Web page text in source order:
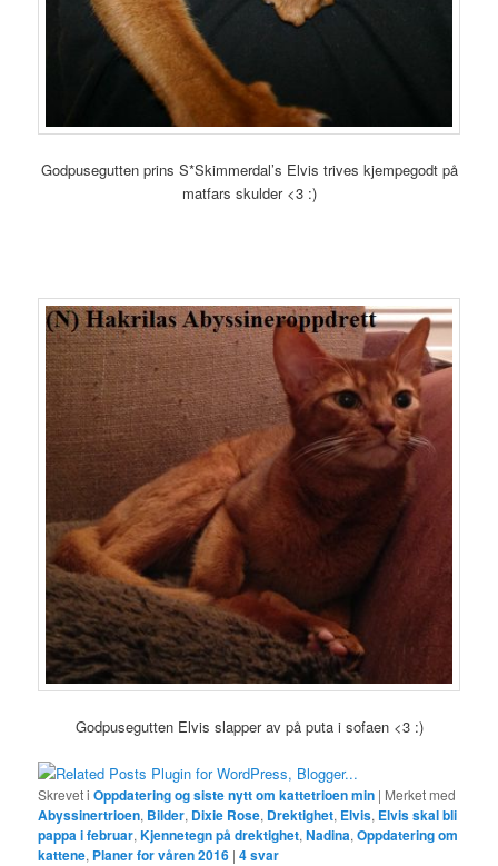
Godpusegutten prins S*Skimmerdal’s Elvis trives kjempegodt på
matfars skulder <3 :)
Godpusegutten Elvis slapper av på puta i sofaen <3 :)
Skrevet i Oppdatering og siste nytt om kattetrioen min | Merket med
Abyssinertrioen, Bilder, Dixie Rose, Drektighet, Elvis, Elvis skal bli
pappa i februar,Kjennetegn på drektighet,Nadina,Oppdatering om
kattene, Planer for våren 2016 |4svar